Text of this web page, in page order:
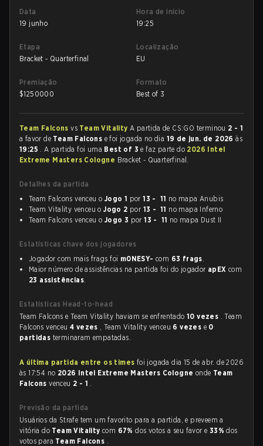
Data
19 junho
Hora de início
19:25
Etapa
Bracket - Quarterfinal
Localização
EU
Premiação
$1250000
Formato
Best of 3
Team Falconsvs Team VitalityA partida de CS:GO terminou 2 - 1
a favor de Team Falcons e foi jogada no dia 19 de jun. de 2026às
19:25 . A partida foi uma Best of 3e faz parte do 2026 Intel
Extreme Masters Cologne Bracket - Quarterfinal.
Detalhes da partida
Team Falcons venceu o Jogo 1 por13 - 11 no mapa Anubis
Team Vitality venceu oJogo 2 por 13 - 11 no mapa Inferno
Team Falcons venceu o Jogo 3 por13 - 11 no mapa Dust II
Estatísticas chave dos jogadores
Jogador com mais frags foi m0NESY- com 63 frags.
Maior número de assistências na partida foi do jogador apEX com
23 assistências.
Estatísticas Head-to-head
Team Falcons e Team Vitality haviam se enfrentado 10 vezes . Team
Falcons venceu4 vezes , Team Vitality venceu 6 vezes e 0
partidas terminaram empatadas.
A última partida entre os times foi jogada dia 15 de abr. de 2026
às 17:54 no 2026 Intel Extreme Masters Cologne onde Team
Falconsvenceu 2 - 1 .
Previsão da partida
Usuários da Strafe tem um favorito para a partida, e preveem a
vitória do Team Vitalitycom 67%dos votos a seu favor e 33%dos
votos para Team Falcons .